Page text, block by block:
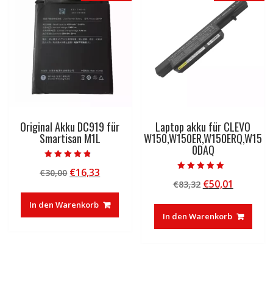
Original Akku DC919 für
Smartisan M1L
4.50
von 5
€30,00 Ursprünglicher
war:
€30,00
€16,33
ist:
€16,33.
In den Warenkorb
Laptop akku für CLEVO
W150,W150ER,W150ERQ,W15
0DAQ
5.00
von 5
€83,32 Ursprünglicher
war:
€83,32
€50,01
ist:
€50,01.
In den Warenkorb